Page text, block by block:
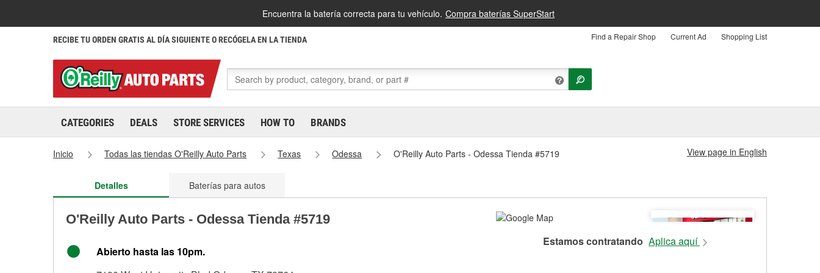
Encuentra la batería correcta para tu vehículo. Compra baterías SuperStart
RECIBE TU ORDEN GRATIS AL DÍA SIGUIENTE O RECÓGELA EN LA TIENDA Find a Repair Shop Current Ad Shopping List
CATEGORIES DEALS STORE SERVICES HOW TO BRANDS
Inicio Todas las tiendas O'Reilly Auto Parts Texas Odessa O'Reilly Auto Parts - Odessa Tienda #5719 View page in English
Detalles Baterías para autos
O'Reilly Auto Parts - Odessa Tienda #5719
Abierto hasta las 10pm.
Estamos contratando Aplica aquí